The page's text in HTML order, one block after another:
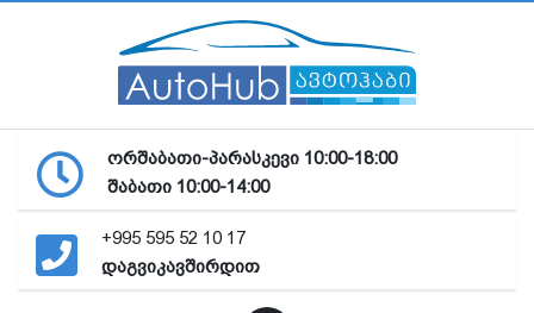
ორშაბათი-პარასკევი 10:00-18:00
შაბათი 10:00-14:00
+995 595 52 10 17
დაგვიკავშირდით